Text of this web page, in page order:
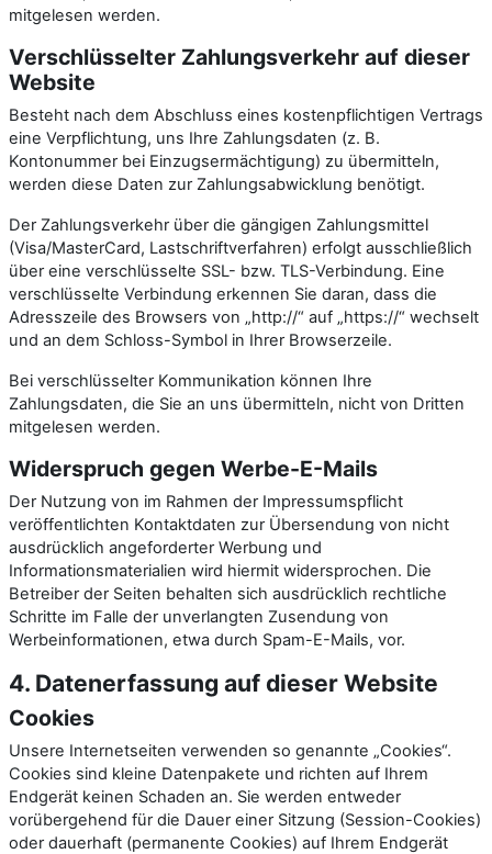
mitgelesen werden.
Verschlüsselter Zahlungsverkehr auf dieser
Website
Besteht nach dem Abschluss eines kostenpflichtigen Vertrags
eine Verpflichtung, uns Ihre Zahlungsdaten (z. B.
Kontonummer bei Einzugsermächtigung) zu übermitteln,
werden diese Daten zur Zahlungsabwicklung benötigt.
Der Zahlungsverkehr über die gängigen Zahlungsmittel
(Visa/MasterCard, Lastschriftverfahren) erfolgt ausschließlich
über eine verschlüsselte SSL- bzw. TLS-Verbindung. Eine
verschlüsselte Verbindung erkennen Sie daran, dass die
Adresszeile des Browsers von „http://“ auf „https://“ wechselt
und an dem Schloss-Symbol in Ihrer Browserzeile.
Bei verschlüsselter Kommunikation können Ihre
Zahlungsdaten, die Sie an uns übermitteln, nicht von Dritten
mitgelesen werden.
Widerspruch gegen Werbe-E-Mails
Der Nutzung von im Rahmen der Impressumspflicht
veröffentlichten Kontaktdaten zur Übersendung von nicht
ausdrücklich angeforderter Werbung und
Informationsmaterialien wird hiermit widersprochen. Die
Betreiber der Seiten behalten sich ausdrücklich rechtliche
Schritte im Falle der unverlangten Zusendung von
Werbeinformationen, etwa durch Spam-E-Mails, vor.
4. Datenerfassung auf dieser Website
Cookies
Unsere Internetseiten verwenden so genannte „Cookies“.
Cookies sind kleine Datenpakete und richten auf Ihrem
Endgerät keinen Schaden an. Sie werden entweder
vorübergehend für die Dauer einer Sitzung (Session-Cookies)
oder dauerhaft (permanente Cookies) auf Ihrem Endgerät